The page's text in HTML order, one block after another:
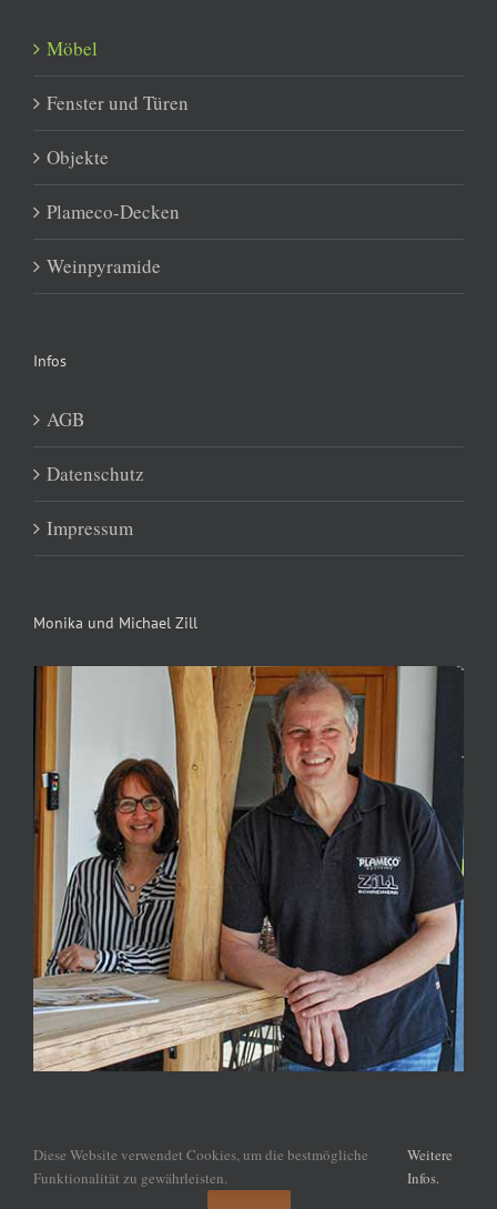
Möbel
Fenster und Türen
Objekte
Plameco-Decken
Weinpyramide
Infos
AGB
Datenschutz
Impressum
Monika und Michael Zill
Diese Website verwendet Cookies, um die bestmögliche
Funktionalität zu gewährleisten.
Weitere
Infos.